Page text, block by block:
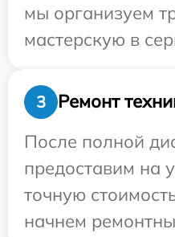
мы организуем
мастерскую в
3
Ремонт
После полной
предоставим на
точную
начнем